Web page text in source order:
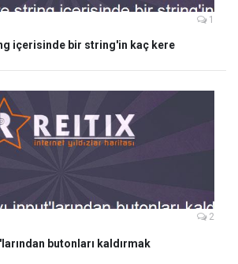
1
içerisinde bir string'in kaç kere
2
butonları kaldırmak